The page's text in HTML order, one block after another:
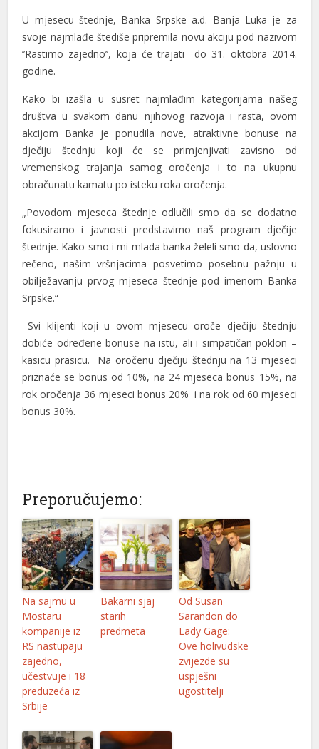
U mjesecu štednje, Banka Srpske a.d. Banja Luka je za
svoje najmlađe štediše pripremila novu akciju pod nazivom
’’Rastimo zajedno’’, koja će trajati do 31. oktobra 2014.
godine.
Kako bi izašla u susret najmlađim kategorijama našeg
društva u svakom danu njihovog razvoja i rasta, ovom
akcijom Banka je ponudila nove, atraktivne bonuse na
dječiju štednju koji će se primjenjivati zavisno od
vremenskog trajanja samog oročenja i to na ukupnu
obračunatu kamatu po isteku roka oročenja.
„Povodom mjeseca štednje odlučili smo da se dodatno
fokusiramo i javnosti predstavimo naš program dječije
štednje. Kako smo i mi mlada banka želeli smo da, uslovno
rečeno, našim vršnjacima posvetimo posebnu pažnju u
obilježavanju prvog mjeseca štednje pod imenom Banka
Srpske.“
Svi klijenti koji u ovom mjesecu oroče dječiju štednju
dobiće određene bonuse na istu, ali i simpatičan poklon –
kasicu prasicu. Na oročenu dječiju štednju na 13 mjeseci
priznaće se bonus od 10%, na 24 mjeseca bonus 15%, na
rok oročenja 36 mjeseci bonus 20% i na rok od 60 mjeseci
bonus 30%.
Preporučujemo:
Na sajmu u
Mostaru
kompanije iz
RS nastupaju
zajedno,
učestvuje i 18
preduzeća iz
Srbije
Bakarni sjaj
starih
predmeta
Od Susan
Sarandon do
Lady Gage:
Ove holivudske
zvijezde su
uspješni
ugostitelji